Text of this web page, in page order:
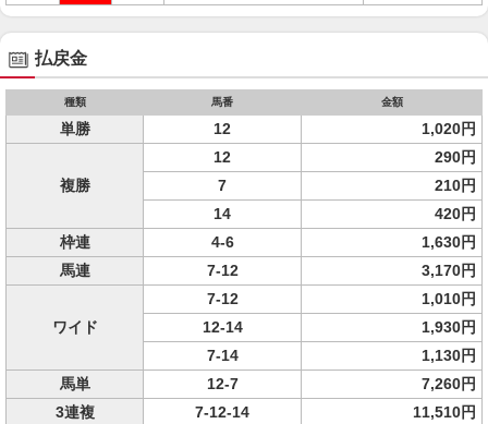
払戻金
種類 馬番 金額
単勝 12 1,020円
複勝
12
290円
7
210円
14
420円
枠連
4-6
1,630円
馬連
7-12 3,170円
ワイド
7-12
1,010円
12-14
1,930円
7-14
1,130円
馬単
12-7
7,260円
3連複
7-12-14
11,510円